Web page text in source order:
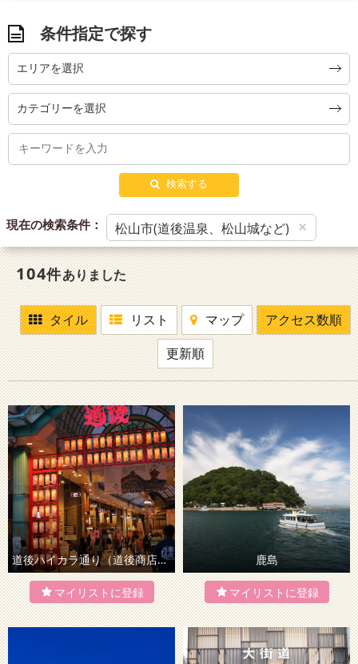
条件指定で探す
エリアを選択
カテゴリーを選択
検索する
現在の検索条件： 松山市(道後温泉、松山城など) ×
104件ありました
タイル リスト マップ
アクセス数順
更新順
道後ハイカラ通り（道後商店街） 鹿島